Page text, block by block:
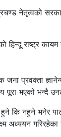
नेतृत्वको
हिन्दू राष्ट्र
जना प्रवक्ता
भएको भन्दै
हुने कि नहुने भनेर
अध्ययन गरिरहेका